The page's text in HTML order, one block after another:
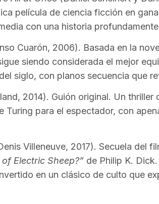
película de ciencia ficción en
con una historia
Cuarón, 2006). Basada en la
siendo considerada el mejor
siglo, con planos secuencia que
2014). Guión original. Un
Turing para el espectador, con
Villeneuve, 2017). Secuela del
Electric Sheep?” de Philip K.
en un clásico de culto que